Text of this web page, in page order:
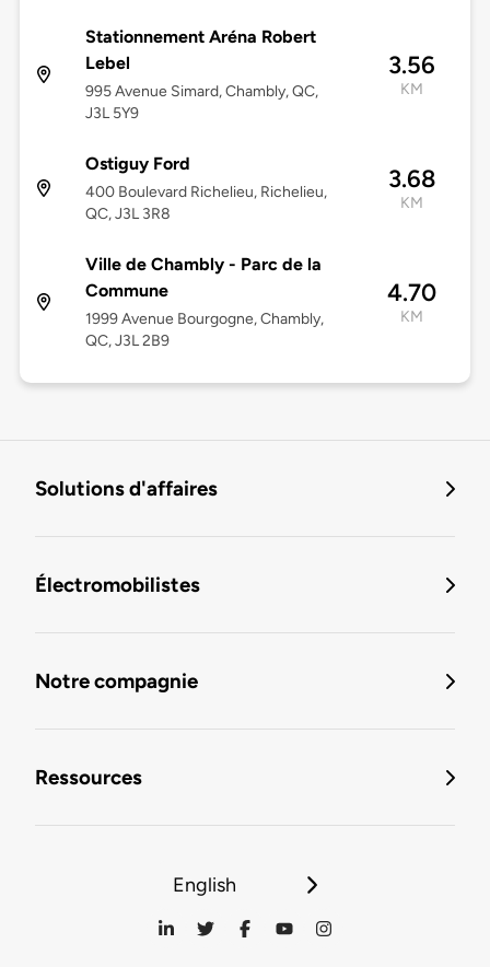
Stationnement Aréna Robert
Lebel
995 Avenue Simard, Chambly, QC,
J3L 5Y9
3.56
KM
Ostiguy Ford
400 Boulevard Richelieu, Richelieu,
QC, J3L 3R8
3.68
KM
Ville de Chambly - Parc de la
Commune
1999 Avenue Bourgogne, Chambly,
QC, J3L 2B9
4.70
KM
Solutions d'affaires
Électromobilistes
Notre compagnie
Ressources
English